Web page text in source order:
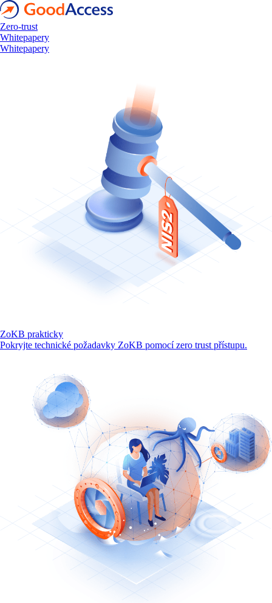
Zero-trust
Whitepapery
Whitepapery
ZoKB prakticky
Pokryjte technické požadavky ZoKB pomocí zero trust přístupu.